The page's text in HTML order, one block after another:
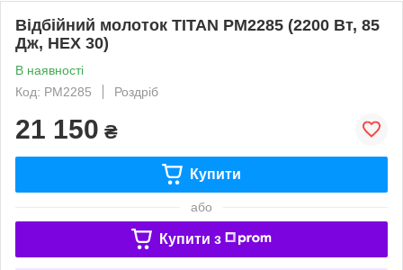
Відбійний молоток TITAN PM2285 (2200 Вт, 85
Дж, HEX 30)
В наявності
Код: PM2285
Роздріб
21 150 ₴
Купити
або
Купити з